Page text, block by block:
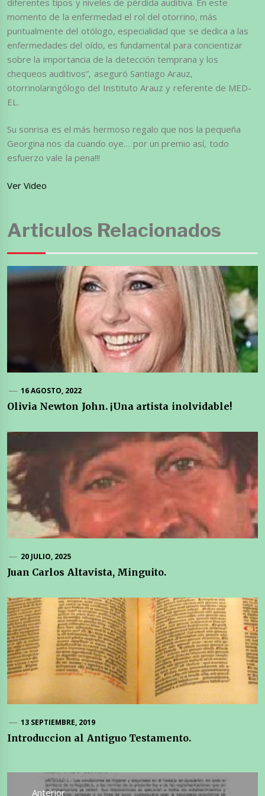
momento de la enfermedad el rol del otorrino, más
puntualmente del otólogo, especialidad que se dedica a las
enfermedades del oído, es fundamental para concientizar
sobre la importancia de la detección temprana y los
chequeos auditivos”, aseguró Santiago Arauz,
otorrinolaringólogo del Instituto Arauz y referente de MED-
EL.
Su sonrisa es el más hermoso regalo que nos la pequeña
Georgina nos da cuando oye… por un premio así, todo
esfuerzo vale la pena!!!
Ver Video
Articulos Relacionados
16 AGOSTO, 2022
Olivia Newton John. ¡Una artista inolvidable!
20 JULIO, 2025
Juan Carlos Altavista, Minguito.
13 SEPTIEMBRE, 2019
Introduccion al Antiguo Testamento.
Navegación
Anterior